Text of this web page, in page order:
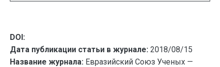
DOI:
Дата публикации статьи в журнале: 2018/08/15
Название журнала: Евразийский Союз Ученых —